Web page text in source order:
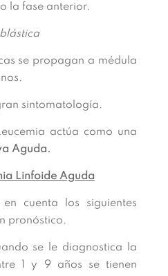
la fase anterior.
se propagan a médula
sintomatología.
actúa como una
Aguda.
Linfoide Aguda
cuenta los siguientes
pronóstico.
se le diagnostica la
1 y 9 años se tienen